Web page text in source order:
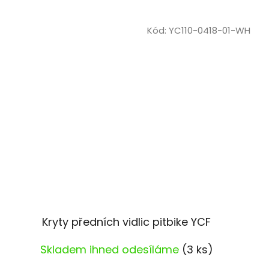
Kryty předních vidlic pitbike YCF
Skladem ihned odesíláme (3 ks)
Kód: YC110-0418-01-WH